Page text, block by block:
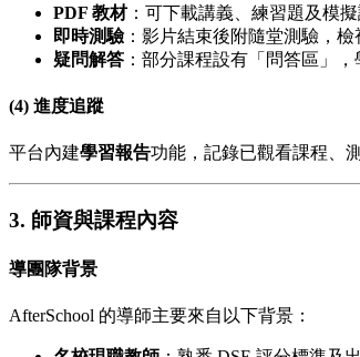
PDF 教材：可下載講義、練習題及模擬
即時測驗：影片結束後附隨堂測驗，檢
疑問解答 ：部分課程設有「問答區」
(4) 進度追蹤
平台內建學習報告功能，記錄已觀看課程、
3. 師資與課程內容
導團隊背景
AfterSchool 的導師主要來自以下背景：